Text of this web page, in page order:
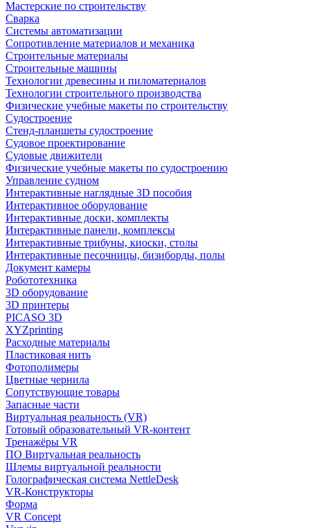
Мастерские по строительству
Сварка
Системы автоматизации
Сопротивление материалов и механика
Строительные материалы
Строительные машины
Технологии древесины и пиломатериалов
Технологии строительного производства
Физические учебные макеты по строительству
Судостроение
Стенд-планшеты судостроение
Судовое проектирование
Судовые движители
Физические учебные макеты по судостроению
Управление судном
Интерактивные наглядные 3D пособия
Интерактивное оборудование
Интерактивные доски, комплекты
Интерактивные панели, комплексы
Интерактивные трибуны, киоски, столы
Интерактивные песочницы, бизиборды, полы
Документ камеры
Робототехника
3D оборудование
3D принтеры
PICASO 3D
XYZprinting
Расходные материалы
Пластиковая нить
Фотополимеры
Цветные чернила
Сопутствующие товары
Запасные части
Виртуальная реальность (VR)
Готовый образовательный VR-контент
Тренажёры VR
ПО Виртуальная реальность
Шлемы виртуальной реальности
Голографическая система NettleDesk
VR-Конструкторы
Форма
VR Concept